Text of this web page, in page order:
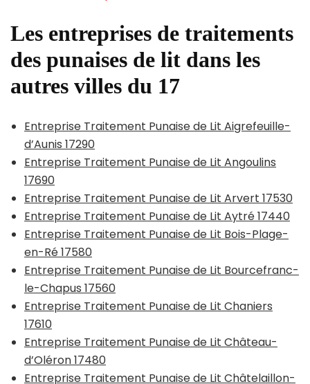
Les entreprises de traitements
des punaises de lit dans les
autres villes du 17
Entreprise Traitement Punaise de Lit Aigrefeuille-
d’Aunis 17290
Entreprise Traitement Punaise de Lit Angoulins
17690
Entreprise Traitement Punaise de Lit Arvert 17530
Entreprise Traitement Punaise de Lit Aytré 17440
Entreprise Traitement Punaise de Lit Bois-Plage-
en-Ré 17580
Entreprise Traitement Punaise de Lit Bourcefranc-
le-Chapus 17560
Entreprise Traitement Punaise de Lit Chaniers
17610
Entreprise Traitement Punaise de Lit Château-
d’Oléron 17480
Entreprise Traitement Punaise de Lit Châtelaillon-